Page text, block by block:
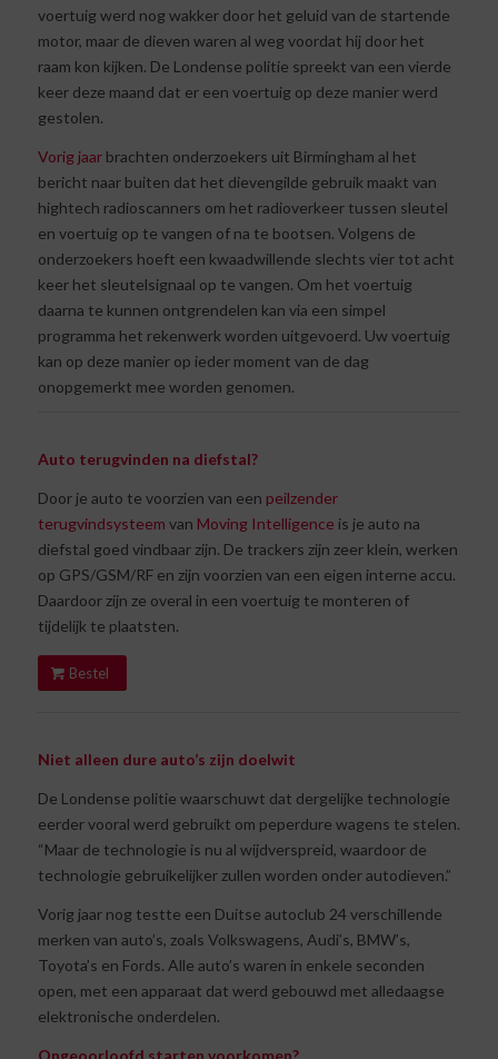
voertuig werd nog wakker door het geluid van de startende
motor, maar de dieven waren al weg voordat hij door het
raam kon kijken. De Londense politie spreekt van een vierde
keer deze maand dat er een voertuig op deze manier werd
gestolen.
Vorig jaarbrachten onderzoekers uit Birmingham al het
bericht naar buiten dat het dievengilde gebruik maakt van
hightech radioscanners om het radioverkeer tussen sleutel
en voertuig op te vangen of na te bootsen. Volgens de
onderzoekers hoeft een kwaadwillende slechts vier tot acht
keer het sleutelsignaal op te vangen. Om het voertuig
daarna te kunnen ontgrendelen kan via een simpel
programma het rekenwerk worden uitgevoerd. Uw voertuig
kan op deze manier op ieder moment van de dag
onopgemerkt mee worden genomen.
Auto terugvinden na diefstal?
Door je auto te voorzien van een peilzender
terugvindsysteem van Moving Intelligence is je auto na
diefstal goed vindbaar zijn. De trackers zijn zeer klein, werken
op GPS/GSM/RF en zijn voorzien van een eigen interne accu.
Daardoor zijn ze overal in een voertuig te monteren of
tijdelijk te plaatsten.
Bestel
Niet alleen dure auto’s zijn doelwit
De Londense politie waarschuwt dat dergelijke technologie
eerder vooral werd gebruikt om peperdure wagens te stelen.
“Maar de technologie is nu al wijdverspreid, waardoor de
technologie gebruikelijker zullen worden onder autodieven.”
Vorig jaar nog testte een Duitse autoclub 24 verschillende
merken van auto’s, zoals Volkswagens, Audi’s, BMW’s,
Toyota’s en Fords. Alle auto’s waren in enkele seconden
open, met een apparaat dat werd gebouwd met alledaagse
elektronische onderdelen.
Ongeoorloofd starten voorkomen?